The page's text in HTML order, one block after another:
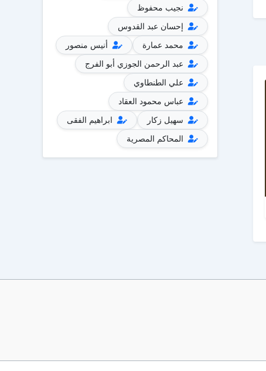
نجيب محفوظ
إحسان عبد القدوس
محمد عمارة
أنيس منصور
عبد الرحمن الجوزي أبو الفرج
علي الطنطاوي
عباس محمود العقاد
سهيل زكار
ابراهيم الفقى
المحاكم المصرية